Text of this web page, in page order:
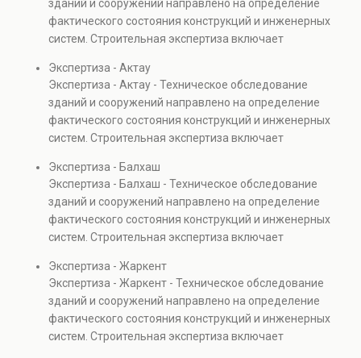
капитальном ремонте и реконструкции объектов, а
также при судебных разбирательствах и технических
проверках.
зданий и сооружений направлено на определение
фактического состояния конструкций и инженерных
систем. Строительная экспертиза включает
элементов и оценку эксплуатационной безопасности.
Услуга востребована при покупке недвижимости,
капитальном ремонте и реконструкции объектов, а
также при судебных разбирательствах и технических
проверках.
Экспертиза - Актау
Экспертиза - Актау - Техническое обследование
зданий и сооружений направлено на определение
фактического состояния конструкций и инженерных
систем. Строительная экспертиза включает
элементов и оценку эксплуатационной безопасности.
Услуга востребована при покупке недвижимости,
капитальном ремонте и реконструкции объектов, а
также при судебных разбирательствах и технических
проверках.
Экспертиза - Балхаш
Экспертиза - Балхаш - Техническое обследование
зданий и сооружений направлено на определение
фактического состояния конструкций и инженерных
систем. Строительная экспертиза включает
элементов и оценку эксплуатационной безопасности.
Услуга востребована при покупке недвижимости,
капитальном ремонте и реконструкции объектов, а
также при судебных разбирательствах и технических
проверках.
Экспертиза - Жаркент
Экспертиза - Жаркент - Техническое обследование
зданий и сооружений направлено на определение
фактического состояния конструкций и инженерных
систем. Строительная экспертиза включает